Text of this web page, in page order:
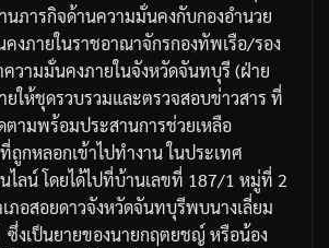
นภารกิจด้านความมั่นคงกับกองอำนวย
งภายในราชอาณาจักรกองทัพเรือ/รอง
วามมั่นคงภายในจังหวัดจันทบุรี (ฝ่าย
ยให้ชุดรวบรวมและตรวจสอบข่าวสาร ที่
ตามพร้อมประสานการช่วยเหลือ
กหลอกเข้าไปทำงานในประเทศ
ไลน์โดยได้ไปที่บ้านเลขที่ 187/1 หมู่ที่ 2
ภอสอยดาวจังหวัดจันทบุรีพบนางเลี่ยม
ซึ่งเป็นยายของนายกฤตยชญ์ หรือน้อง